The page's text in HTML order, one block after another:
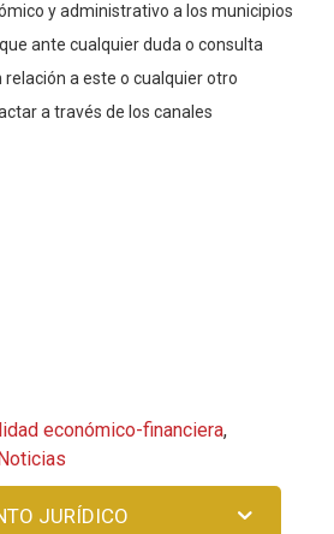
y administrativo a los municipios
ante cualquier duda o consulta
a este o cualquier otro
a través de los canales
económico-financiera,
JURÍDICO